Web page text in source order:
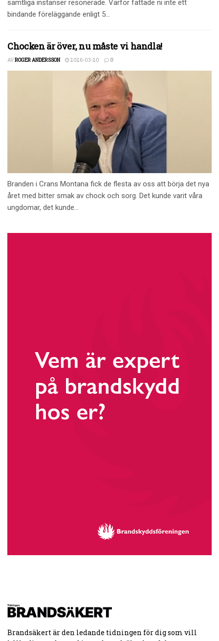
samtliga instanser resonerade. Varför fattade ni inte ett
bindande föreläggande enligt 5...
Chocken är över, nu måste vi handla!
AVROGER ANDERSSON 2026-03-20 0
Branden i Crans Montana fick de flesta av oss att börja det nya
året med bitter smak av chock och sorg. Det kunde varit våra
ungdomar, det kunde...
Brandsäkert är den ledande tidningen för dig som vill